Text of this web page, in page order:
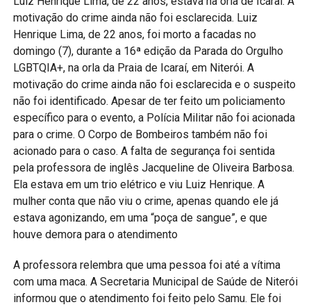
motivação do crime ainda não foi esclarecida. Luiz
Henrique Lima, de 22 anos, foi morto a facadas no
domingo (7), durante a 16ª edição da Parada do Orgulho
LGBTQIA+, na orla da Praia de Icaraí, em Niterói. A
motivação do crime ainda não foi esclarecida e o suspeito
não foi identificado. Apesar de ter feito um policiamento
específico para o evento, a Polícia Militar não foi acionada
para o crime. O Corpo de Bombeiros também não foi
acionado para o caso. A falta de segurança foi sentida
pela professora de inglês Jacqueline de Oliveira Barbosa.
Ela estava em um trio elétrico e viu Luiz Henrique. A
mulher conta que não viu o crime, apenas quando ele já
estava agonizando, em uma “poça de sangue”, e que
houve demora para o atendimento
A professora relembra que uma pessoa foi até a vítima
com uma maca. A Secretaria Municipal de Saúde de Niterói
informou que o atendimento foi feito pelo Samu. Ele foi